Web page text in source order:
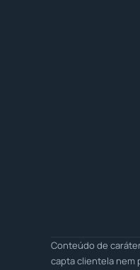
Conteúdo de
capta clientela nem